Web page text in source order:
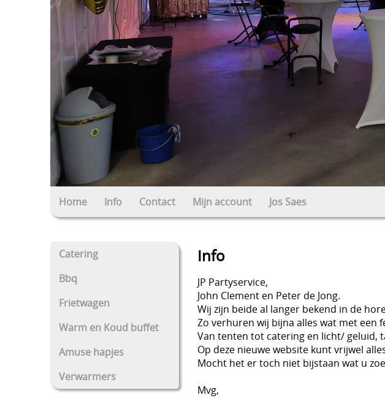
Home Info Contact Mijn account Jos Saes
Catering
Bbq
Frietwagen
Warm en Koud buffet
Amuse hapjes
Verwarmers
Info
JP Partyservice,
John Clement en Peter de Jong.
Wij zijn beide al langer bekend in de
Zo verhuren wij bijna alles wat met een
Van tenten tot catering en licht/ geluid,
Op deze nieuwe website kunt vrijwel
Mocht het er toch niet bijstaan wat u
Mvg,